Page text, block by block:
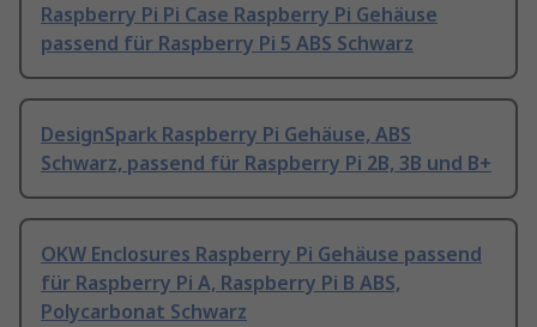
Raspberry Pi Pi Case Raspberry Pi Gehäuse
passend für Raspberry Pi 5 ABS Schwarz
DesignSpark Raspberry Pi Gehäuse, ABS
Schwarz, passend für Raspberry Pi 2B, 3B und B+
OKW Enclosures Raspberry Pi Gehäuse passend
für Raspberry Pi A, Raspberry Pi B ABS,
Polycarbonat Schwarz